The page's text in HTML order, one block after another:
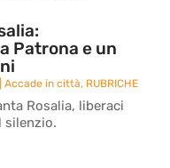
Patrona e un
|Accade in città, RUBRICHE
Rosalia, liberaci
silenzio.